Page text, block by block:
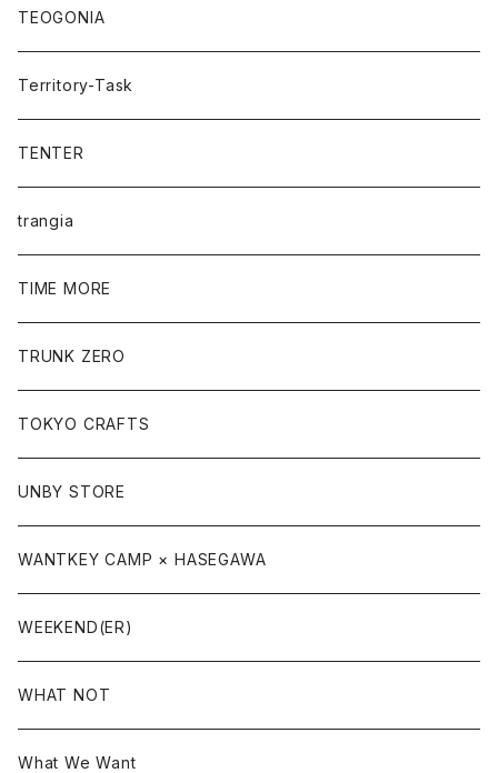
TEOGONIA
Territory-Task
TENTER
trangia
TIME MORE
TRUNK ZERO
TOKYO CRAFTS
UNBY STORE
WANTKEY CAMP × HASEGAWA
WEEKEND(ER)
WHAT NOT
What We Want